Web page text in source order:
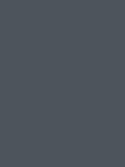
», un jeu pour